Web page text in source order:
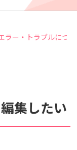
ラー・トラブルにつ
集したい